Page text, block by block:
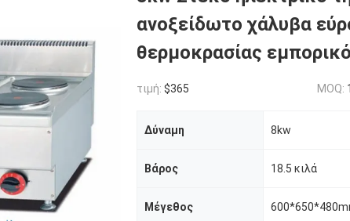
ανοξείδωτο χάλυβα
θερμοκρασίας
τιμή: $365 MOQ: 1
Δύναμη 8kw
Βάρος 18.5 κιλά
Μέγεθος